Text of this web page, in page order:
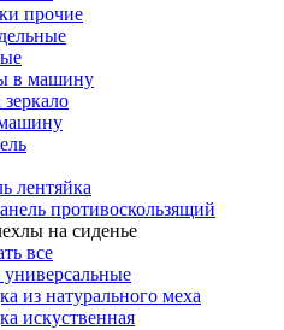
прочиe
в машину
лентяйка
противоскользящий
на сиденье
все
из натурального меха
искуственная